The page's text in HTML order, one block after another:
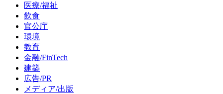
医療/福祉
飲食
官公庁
環境
教育
金融/FinTech
建築
広告/PR
メディア/出版